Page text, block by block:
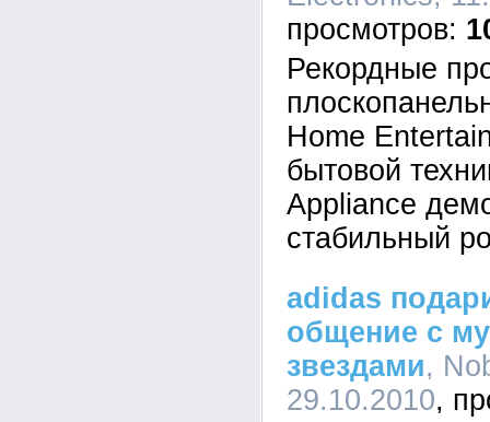
Рекордные
Home
бытовой
Appliance
стабильный
adidas
общение с
звездами,
29.10.2010